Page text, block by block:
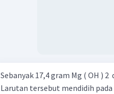
Sebanyak 17,4 gram Mg ( OH )
Larutan tersebut mendidih pada